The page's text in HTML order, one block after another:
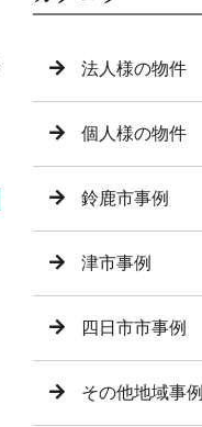
法人様の物件
個人様の物件
鈴鹿市事例
津市事例
四日市市事例
その他地域事例